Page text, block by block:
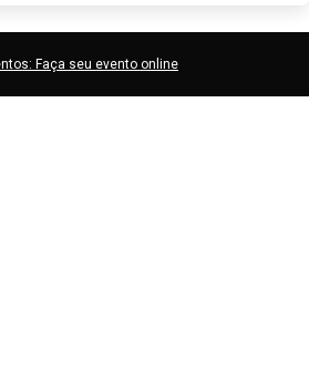
Faça seu evento online